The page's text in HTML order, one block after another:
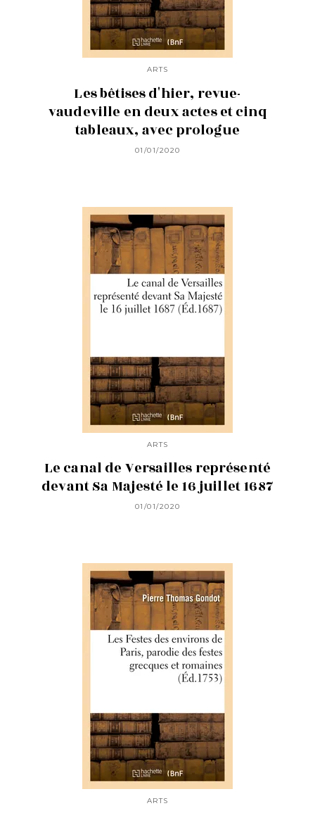
ARTS
Les bêtises d'hier, revue-
vaudeville en deux actes et cinq
tableaux, avec prologue
01/01/2020
ARTS
Le canal de Versailles représenté
devant Sa Majesté le 16 juillet 1687
01/01/2020
ARTS